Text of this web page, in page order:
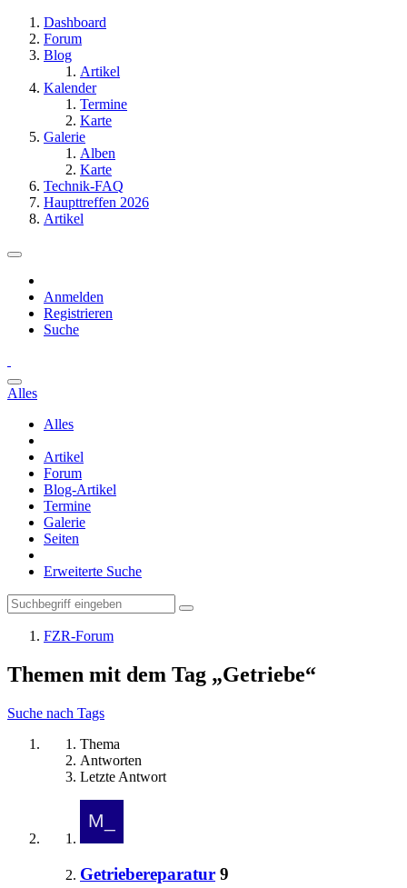
Dashboard
Forum
Blog
Artikel
Kalender
Termine
Karte
Galerie
Alben
Karte
Technik-FAQ
Haupttreffen 2026
Artikel
Anmelden
Registrieren
Suche
Alles
Alles
Artikel
Forum
Blog-Artikel
Termine
Galerie
Seiten
Erweiterte Suche
FZR-Forum
Themen mit dem Tag „Getriebe“
Suche nach Tags
Thema
Antworten
Letzte Antwort
Getriebereparatur 9